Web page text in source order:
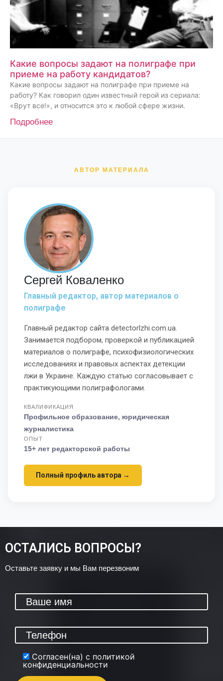
Какие вопросы задают на полиграфе при
приеме на работу кандидатов?
Какие вопросы задают на полиграфе при приеме на
работу? Как говорил один известный герой из сериала:
«Врут все!», и относится это к любой сфере жизни.
Подробнее
АВТОР МАТЕРИАЛА
Сергей Коваленко
Главный редактор, автор материалов о
полиграфе
Главный редактор сайта detectorlzhi.com.ua.
Занимается подбором, проверкой и публикацией
материалов о полиграфе, психофизиологических
исследованиях и правовых аспектах детекции
лжи в Украине. Каждую статью согласовывает с
практикующими полиграфологами.
КВАЛИФИКАЦИЯ
Профильное образование, юридическая
журналистика
ОПЫТ
15+ лет редакторской работы
Полный профиль автора →
ОСТАЛИСЬ ВОПРОСЫ?
Оставьте заявку и мы Вам перезвоним
Согласен(на) с политикой
конфиденциальности